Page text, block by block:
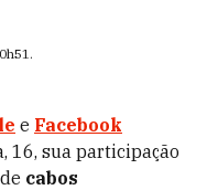
.
e Facebook
16, sua participação
cabos